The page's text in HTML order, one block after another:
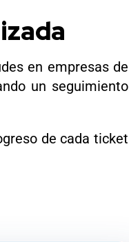
en empresas de
un seguimiento
de cada ticket